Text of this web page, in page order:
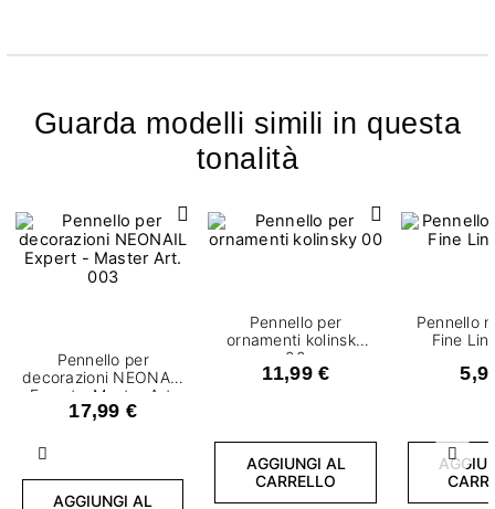
Guarda modelli simili in questa
tonalità
Precedente
Pennello per
decorazioni NEONAIL
Expert - Master Art.
003
17,99 €
AGGIUNGI AL
Pennello per
ornamenti kolinsky
00
11,99 €
AGGIUNGI AL
CARRELLO
Pennello
Fine